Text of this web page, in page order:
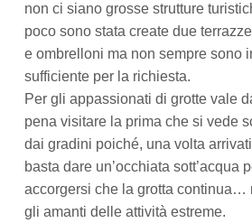
non ci siano grosse strutture
poco sono stata create due
e ombrelloni ma non sempre sono
sufficiente per la richiesta.
Per gli appassionati di grotte vale
pena visitare la prima che si vede
dai gradini poiché, una volta
basta dare un’occhiata sott’acqua
accorgersi che la grotta continua…
gli amanti delle attività estreme.